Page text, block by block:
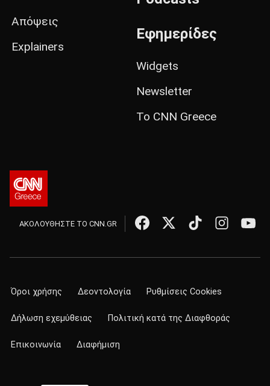
Απόψεις
Explainers
Εφημερίδες
Widgets
Newsletter
Το CNN Greece
ΑΚΟΛΟΥΘΗΣΤΕ ΤΟ CNN.GR
Όροι χρήσης Δεοντολογία Ρυθμίσεις Cookies
Δήλωση εχεμύθειας Πολιτική κατά της Διαφθοράς
Επικοινωνία Διαφήμιση